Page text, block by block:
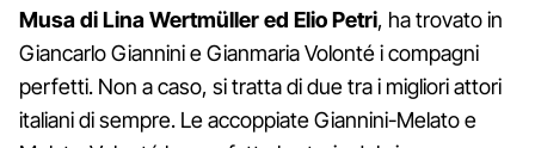
Musa di Lina Wertmüller ed Elio Petri, ha trovato in
Giancarlo Giannini e Gianmaria Volonté i compagni
perfetti. Non a caso, si tratta di due tra i migliori attori
italiani di sempre. Le accoppiate Giannini-Melato e